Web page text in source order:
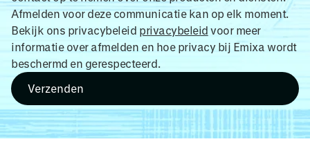
Afmelden voor deze communicatie kan op elk moment.
Bekijk ons privacybeleid privacybeleid voor meer
informatie over afmelden en hoe privacy bij Emixa wordt
beschermd en gerespecteerd.